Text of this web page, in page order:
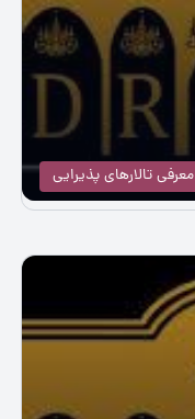
معرفی تالارهای پذیرایی